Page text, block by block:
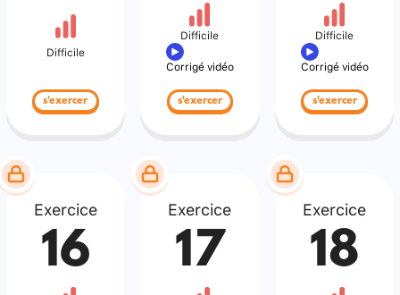
Difficile
s'exercer
Difficile
Corrigé vidéo
s'exercer
Difficile
Corrigé vidéo
s'exercer
Exercice
16
Exercice
17
Exercice
18